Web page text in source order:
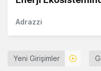
Adrazzi
Yeni Girişimler